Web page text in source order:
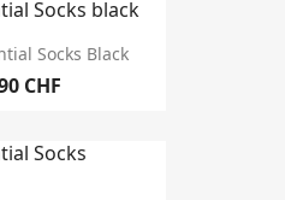
Socks Black
CHF